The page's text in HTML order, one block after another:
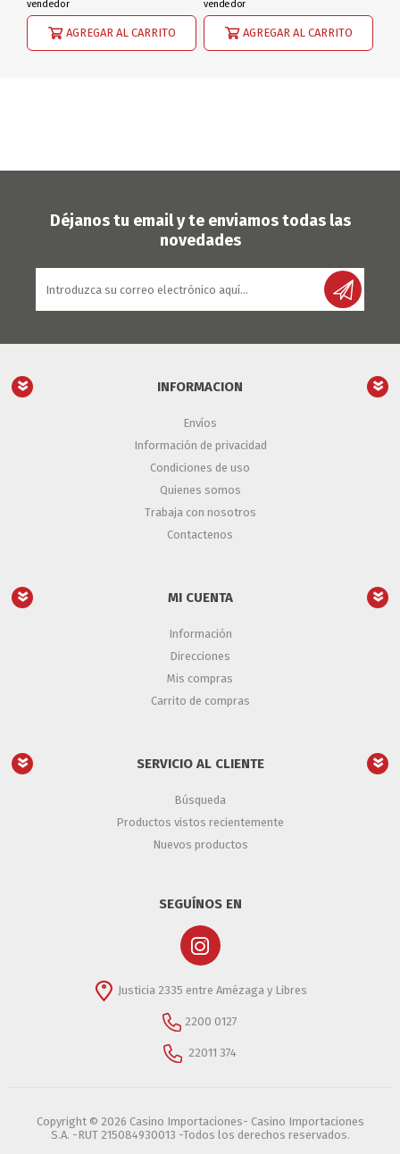
AGREGAR AL CARRITO
vendedor
AGREGAR AL CARRITO
vendedor
Déjanos tu email y te enviamos todas las
novedades
INFORMACION
Envíos
Información de privacidad
Condiciones de uso
Quienes somos
Trabaja con nosotros
Contactenos
MI CUENTA
Información
Direcciones
Mis compras
Carrito de compras
SERVICIO AL CLIENTE
Búsqueda
Productos vistos recientemente
Nuevos productos
SEGUÍNOS EN
Justicia 2335 entre Amézaga y Libres
2200 0127
22011 374
Copyright © 2026 Casino Importaciones- Casino Importaciones
S.A. -RUT 215084930013 -Todos los derechos reservados.